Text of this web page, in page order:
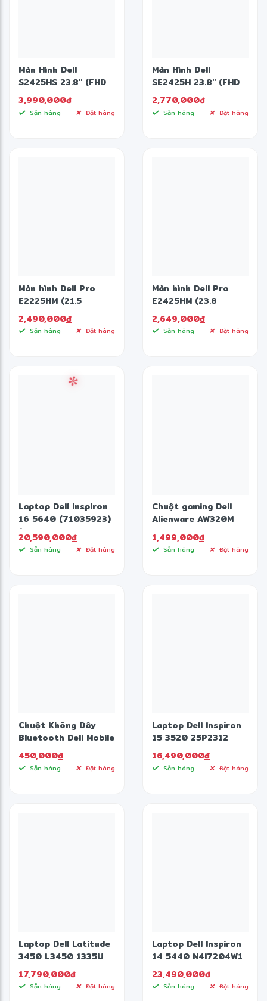
Màn Hình Dell
S2425HS 23.8" (FHD
1920 X 1080/ IPS/
100Hz/ 8 Ms)
3,990,000đ
Sẵn hàng Đặt hàng
Màn Hình Dell
SE2425H 23.8" (FHD
1920 X 1080/ VA/
75Hz/ 5 Ms)
2,770,000đ
Sẵn hàng Đặt hàng
Màn hình Dell Pro
E2225HM (21.5
2,490,000đ
Sẵn hàng Đặt hàng
Màn hình Dell Pro
E2425HM (23.8
2,649,000đ
Sẵn hàng Đặt hàng
Laptop Dell Inspiron
16 5640 (71035923)
(Core 5 120U
16GB/1TB
SSD/16.0FHD+/Win11/Office
20,590,000đ
Sẵn hàng Đặt hàng
Chuột gaming Dell
Alienware AW320M
1,499,000đ
Sẵn hàng Đặt hàng
Chuột Không Dây
Bluetooth Dell Mobile
Wireless MS3320W
450,000đ
Sẵn hàng Đặt hàng
Laptop Dell Inspiron
15 3520 25P2312
(Intel Core i5-1235U |
16GB | 512GB | Intel
Iris Xe | 15.6 inch FHD
16,490,000đ
Sẵn hàng Đặt hàng
Laptop Dell Latitude
3450 L3450 1335U
08512W (Intel Core
i5-1335U | 8GB |
512GB | intel UHD |
17,790,000đ
Sẵn hàng Đặt hàng
Laptop Dell Inspiron
14 5440 N4I7204W1
(Intel Core 7
processor 150U |
16GB | 512GB | Intel
23,490,000đ
Sẵn hàng Đặt hàng
✼